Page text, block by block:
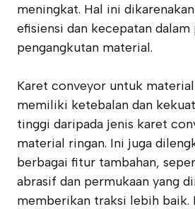
meningkat. Hal ini
efisiensi dan kecepatan dalam
pengangkutan material.
Karet conveyor untuk
memiliki ketebalan dan
tinggi daripada jenis karet
material ringan. Ini juga
berbagai fitur tambahan,
abrasif dan permukaan yang
memberikan traksi lebih baik.